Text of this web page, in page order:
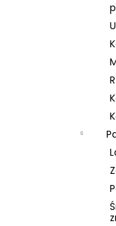
KREM